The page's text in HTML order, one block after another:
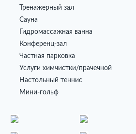
Тренажерный зал
Сауна
Гидромассажная ванна
Конференц-зал
Частная парковка
Услуги химчистки/прачечной
Настольный теннис
Мини-гольф